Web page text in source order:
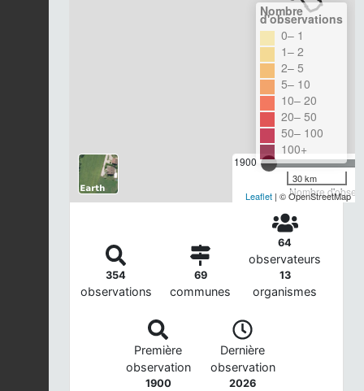
1900
Nombre
Nombre
d'observations
0– 1
1– 2
2– 5
5– 10
10– 20
20– 50
50– 100
100+
30 km
Leaflet | © OpenStreetMap
354
observations
69
communes
64
observateurs
13
organismes
Première
observation
1900
Dernière
observation
2026